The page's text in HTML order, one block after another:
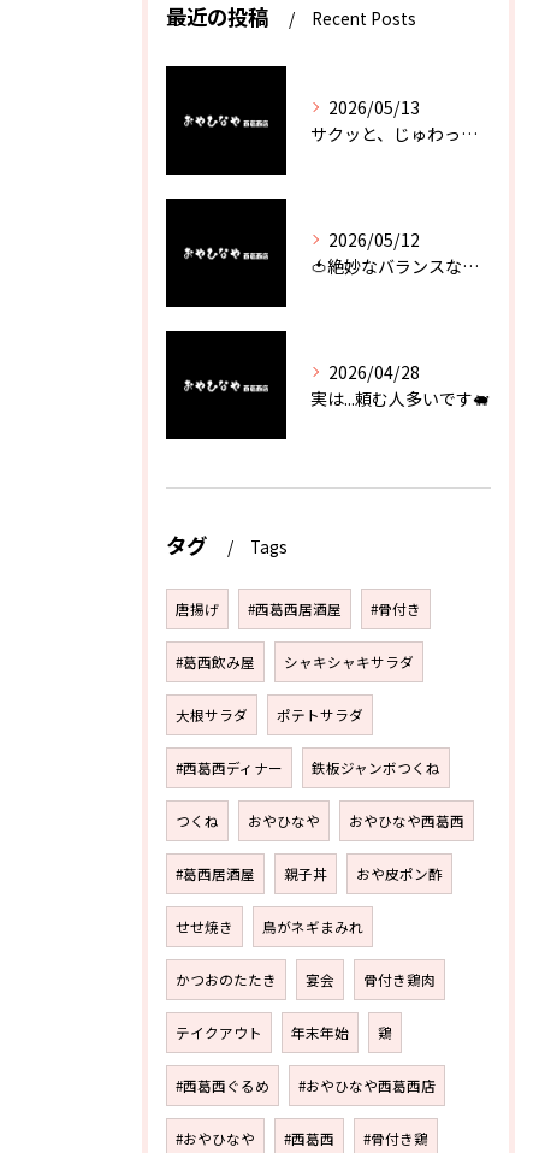
最近の投稿 Recent Posts
2026/05/13
サクッと、じゅわっと。瀬戸内が香るカキフライ
2026/05/12
🍅絶妙なバランスなのに最高な一品🥗
2026/04/28
実は...頼む人多いです🐖
タグ Tags
唐揚げ #西葛西居酒屋 #骨付き
#葛西飲み屋 シャキシャキサラダ
大根サラダ ポテトサラダ
#西葛西ディナー 鉄板ジャンボつくね
つくね おやひなや おやひなや西葛西
#葛西居酒屋 親子丼 おや皮ポン酢
せせ焼き 鳥がネギまみれ
かつおのたたき 宴会 骨付き鶏肉
テイクアウト 年末年始 鶏
#西葛西ぐるめ #おやひなや西葛西店
#おやひなや #西葛西 #骨付き鶏